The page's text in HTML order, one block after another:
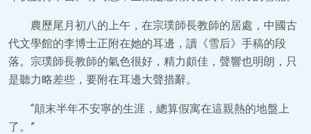
農歷尾月初八的上午，在宗璞師長教師的居處，中國古
代文學館的李博士正附在她的耳邊，讀《雪后》手稿的段
落。宗璞師長教師的氣色很好，精力頗佳，聲響也明朗，只
是聽力略差些，要附在耳邊大聲措辭。
“顛末半年不安寧的生涯，總算假寓在這親熱的地盤上
了。”